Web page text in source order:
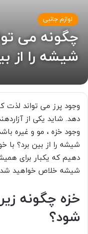
لوازم جانبی
چگونه می
شیشه را از
وجود پرز می تواند لذت
دهد. شاید یکی از
وجود خزه ، مو و غیره
شیشه را از بین برد؟ با
دهیم که یکبار برای
شیشه خلاص خواهید
خزه چگونه
شود؟